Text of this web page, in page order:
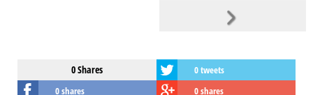
0 Shares
0 tweets
0 shares
0 shares